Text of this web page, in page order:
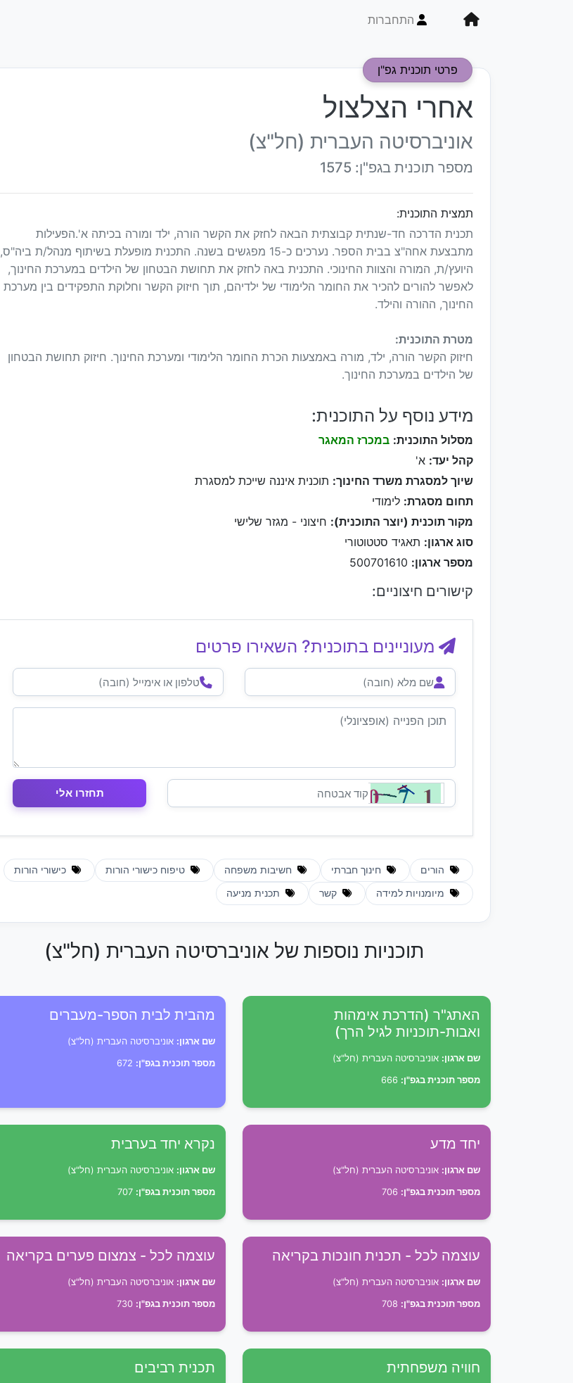
התחברות
פרטי תוכנית גפ"ן
אחרי הצלצול
אוניברסיטה העברית (חל"צ)
מספר תוכנית בגפ"ן: 1575
תמצית התוכנית:
תכנית הדרכה חד-שנתית קבוצתית הבאה לחזק את הקשר הורה, ילד ומורה בכיתה א'.הפעילות
מתבצעת אחה"צ בבית הספר. נערכים כ-15 מפגשים בשנה. התכנית מופעלת בשיתוף מנהל/ת ביה"ס,
היועץ/ת, המורה והצוות החינוכי. התכנית באה לחזק את תחושת הבטחון של הילדים במערכת החינוך,
לאפשר להורים להכיר את החומר הלימודי של ילדיהם, תוך חיזוק הקשר וחלוקת התפקידים בין מערכת
החינוך, ההורה והילד.
מטרת התוכנית:
חיזוק הקשר הורה, ילד, מורה באמצעות הכרת החומר הלימודי ומערכת החינוך. חיזוק תחושת הבטחון
של הילדים במערכת החינוך.
מידע נוסף על התוכנית:
מסלול התוכנית: במכרז המאגר
קהל יעד: א'
שיוך למסגרת משרד החינוך: תוכנית איננה שייכת למסגרת
תחום מסגרת: לימודי
מקור תוכנית (יוצר התוכנית): חיצוני - מגזר שלישי
סוג ארגון: תאגיד סטטוטורי
מספר ארגון:
קישורים חיצוניים:
מעוניינים בתוכנית? השאירו פרטים
הורים חינוך חברתי חשיבות משפחה טיפוח כישורי הורות כישורי הורות
מיומנויות למידה קשר תכנית מניעה
תוכניות נוספות של אוניברסיטה העברית (חל"צ)
האתג"ר (הדרכת אימהות
ואבות-תוכניות לגיל הרך)
שם ארגון: אוניברסיטה העברית (חל"צ)
מספר תוכנית בגפ"ן:
מהבית לבית הספר-מעברים
שם ארגון: אוניברסיטה העברית (חל"צ)
מספר תוכנית בגפ"ן:
יחד מדע
שם ארגון: אוניברסיטה העברית (חל"צ)
מספר תוכנית בגפ"ן:
נקרא יחד בערבית
שם ארגון: אוניברסיטה העברית (חל"צ)
מספר תוכנית בגפ"ן:
עוצמה לכל - תכנית חונכות בקריאה
שם ארגון: אוניברסיטה העברית (חל"צ)
מספר תוכנית בגפ"ן:
עוצמה לכל - צמצום פערים בקריאה
שם ארגון: אוניברסיטה העברית (חל"צ)
מספר תוכנית בגפ"ן:
חוויה משפחתית תכנית רביבים